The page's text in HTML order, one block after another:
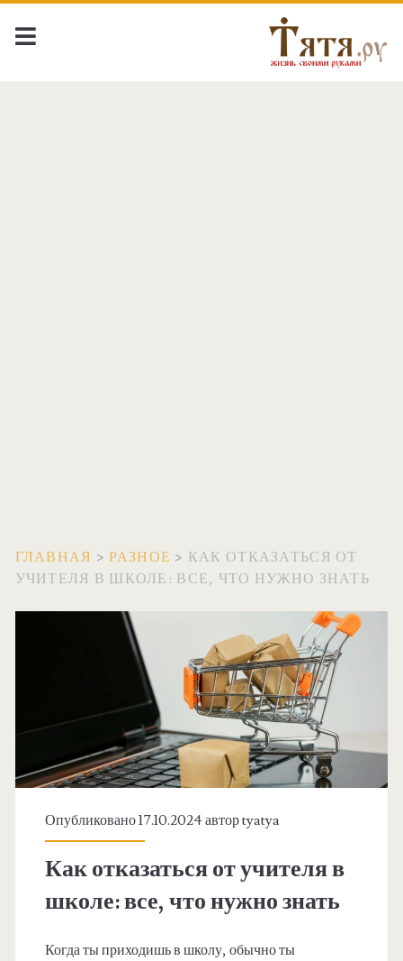
ГЛАВНАЯ >РАЗНОЕ > КАК ОТКАЗАТЬСЯ ОТ
УЧИТЕЛЯ В ШКОЛЕ: ВСЕ, ЧТО НУЖНО ЗНАТЬ
Опубликовано 17.10.2024 авторtyatya
Как отказаться от учителя в
школе: все, что нужно знать
Когда ты приходишь в школу, обычно ты